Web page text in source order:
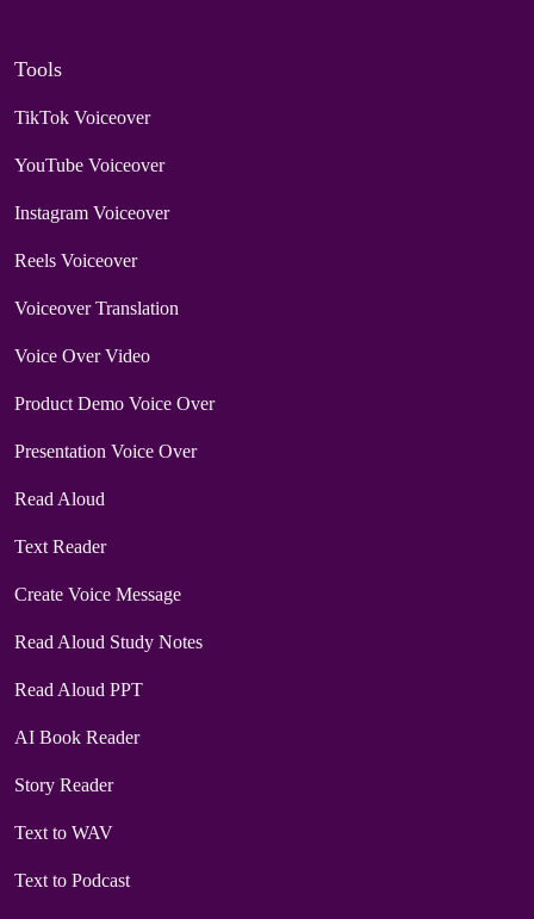
Tools
TikTok Voiceover
YouTube Voiceover
Instagram Voiceover
Reels Voiceover
Voiceover Translation
Voice Over Video
Product Demo Voice Over
Presentation Voice Over
Read Aloud
Text Reader
Create Voice Message
Read Aloud Study Notes
Read Aloud PPT
AI Book Reader
Story Reader
Text to WAV
Text to Podcast